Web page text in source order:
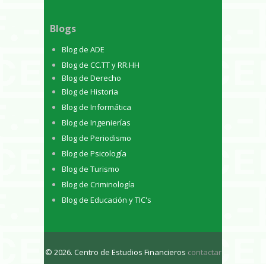
Blogs
Blog de ADE
Blog de CC.TT y RR.HH
Blog de Derecho
Blog de Historia
Blog de Informática
Blog de Ingenierías
Blog de Periodismo
Blog de Psicología
Blog de Turismo
Blog de Criminología
Blog de Educación y TIC's
© 2026. Centro de Estudios Financieros contactar